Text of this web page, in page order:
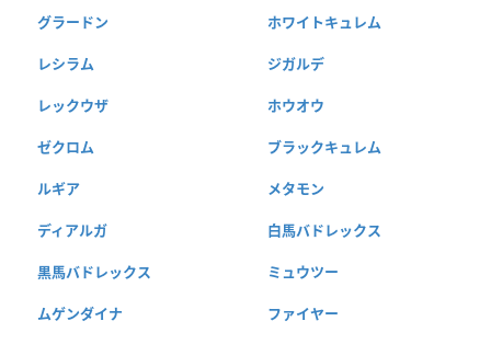
グラードン ホワイトキュレム
レシラム ジガルデ
レックウザ ホウオウ
ゼクロム ブラックキュレム
ルギア メタモン
ディアルガ 白馬バドレックス
黒馬バドレックス ミュウツー
ムゲンダイナ ファイヤー